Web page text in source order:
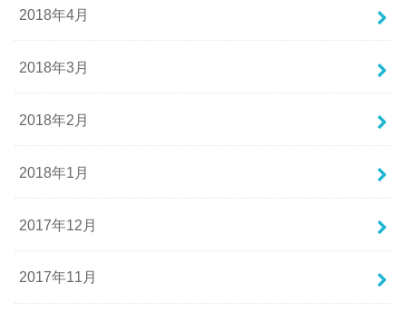
2018年4月
2018年3月
2018年2月
2018年1月
2017年12月
2017年11月